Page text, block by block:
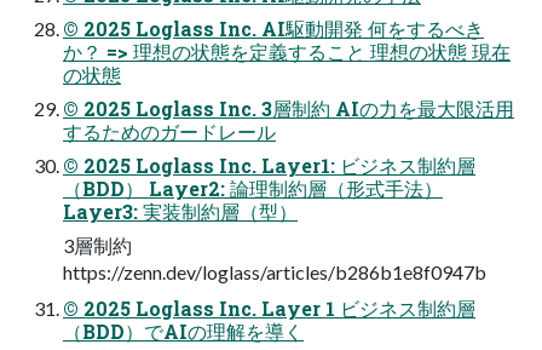
© 2025 Loglass Inc. AI駆動開発 何をするべき
か？ => 理想の状態を定義すること 理想の状態 現在
の状態
© 2025 Loglass Inc. 3層制約 AIの⼒を最⼤限活⽤
するためのガードレール
© 2025 Loglass Inc. Layer1: ビジネス制約層
（BDD） Layer2: 論理制約層（形式⼿法）
Layer3: 実装制約層（型）
3層制約
https://zenn.dev/loglass/articles/b286b1e8f0947b
© 2025 Loglass Inc. Layer 1 ビジネス制約層
（BDD）でAIの理解を導く